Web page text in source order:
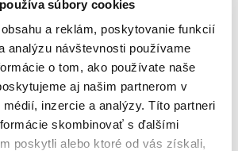
súbory cookies
a reklám, poskytovanie funkcií
analýzu návštevnosti používame
o tom, ako používate naše
aj našim partnerom v
inzercie a analýzy. Títo partneri
skombinovať s ďalšími
poskytli alebo ktoré od vás získali,